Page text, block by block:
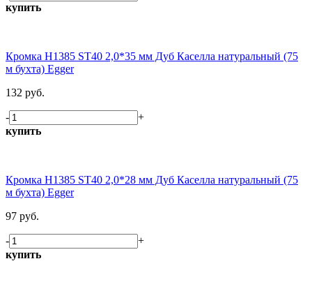
купить
Кромка H1385 ST40 2,0*35 мм Дуб Каселла натуральный (75
м бухта) Egger
132 руб.
-
+
купить
Кромка H1385 ST40 2,0*28 мм Дуб Каселла натуральный (75
м бухта) Egger
97 руб.
-
+
купить